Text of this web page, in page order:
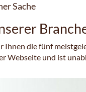
Sache
Ihnen die fünf
Webseite und ist